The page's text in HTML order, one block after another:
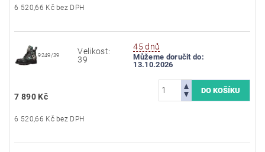
6 520,66 Kč bez DPH
9249/39
Velikost:
39
45 dnů
Můžeme doručit do:
13.10.2026
7 890 Kč
6 520,66 Kč bez DPH